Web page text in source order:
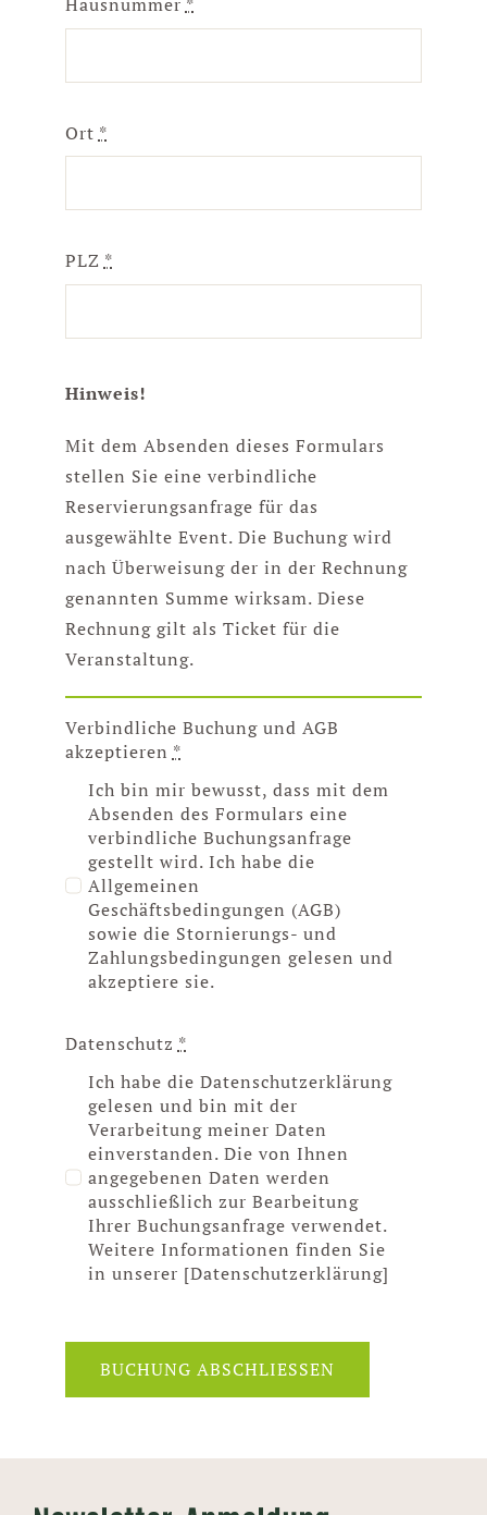
Ort *
PLZ *
Hinweis!
Mit dem Absenden dieses Formulars
stellen Sie eine verbindliche
Reservierungsanfrage für das
ausgewählte Event. Die Buchung wird
nach Überweisung der in der Rechnung
genannten Summe wirksam. Diese
Rechnung gilt als Ticket für die
Veranstaltung.
Verbindliche Buchung und AGB
akzeptieren *
Ich bin mir bewusst, dass mit dem
Absenden des Formulars eine
verbindliche Buchungsanfrage
gestellt wird. Ich habe die
Allgemeinen
Geschäftsbedingungen (AGB)
sowie die Stornierungs- und
Zahlungsbedingungen gelesen und
akzeptiere sie.
Datenschutz *
Ich habe die Datenschutzerklärung
gelesen und bin mit der
Verarbeitung meiner Daten
einverstanden. Die von Ihnen
angegebenen Daten werden
ausschließlich zur Bearbeitung
Ihrer Buchungsanfrage verwendet.
Weitere Informationen finden Sie
in unserer [Datenschutzerklärung]
BUCHUNG ABSCHLIESSEN